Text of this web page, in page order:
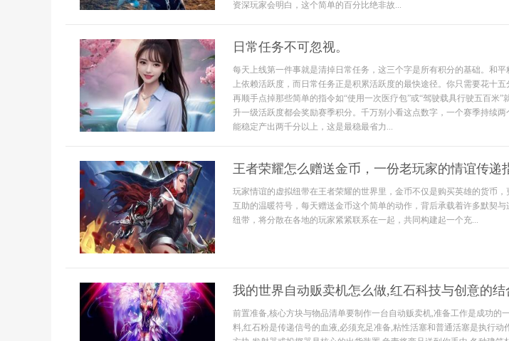
资深玩家会明白，这个简单的百分比绝非故...
日常任务不可忽视。
每天上线第一件事就是清掉日常任务，这三个字是所有积分的基础。和
上依赖活跃度，而日常任务正是积累活跃度的最快途径。你只需要花十五
再顺手点掉那些简单的指令如“使用一次医疗包”或“驾驶载具行驶五百米”
升一级活跃度都会奖励赛季积分。千万别小看这点数字，一个赛季持续
能稳定产出两千分以上，这是最稳最省力...
王者荣耀怎么赠送金币，一份老玩家的情谊传递
玩家情谊的虚拟纽带在王者荣耀的世界里，金币不仅是购买英雄的货币
互助的温暖符号，每天赠送金币这个简单的动作，背后承载着许多默契
纽带，将分散在各地的玩家紧紧联系在一起，共同构建起一个充...
我的世界自动贩卖机怎么做,红石科技与创意的结
前置准备,核心方块与物品清单要制作一台自动贩卖机,准备工作是成功的
料,红石粉是传递信号的血液,必须充足准备,粘性活塞和普通活塞是执行动